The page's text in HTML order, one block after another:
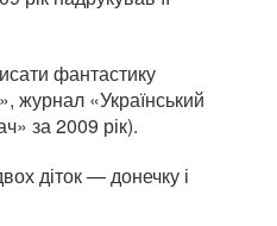
фантастику
журнал «Український
за 2009 рік).
діток — донечку і